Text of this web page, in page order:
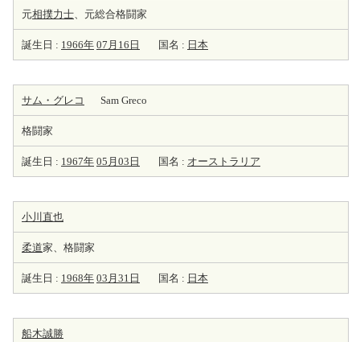
元相撲力士、元総合格闘家
誕生日 : 1966年 07月16日 国名 : 日本
サム・グレコ Sam Greco
格闘家
誕生日 : 1967年 05月03日 国名 : オーストラリア
小川直也
柔道家、格闘家
誕生日 : 1968年 03月31日 国名 : 日本
船木誠勝